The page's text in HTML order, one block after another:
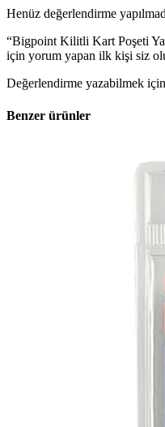
Henüz değerlendirme
“Bigpoint Kilitli Kart Poşeti
için yorum yapan ilk kişi siz
Değerlendirme yazabilmek için
Benzer ürünler